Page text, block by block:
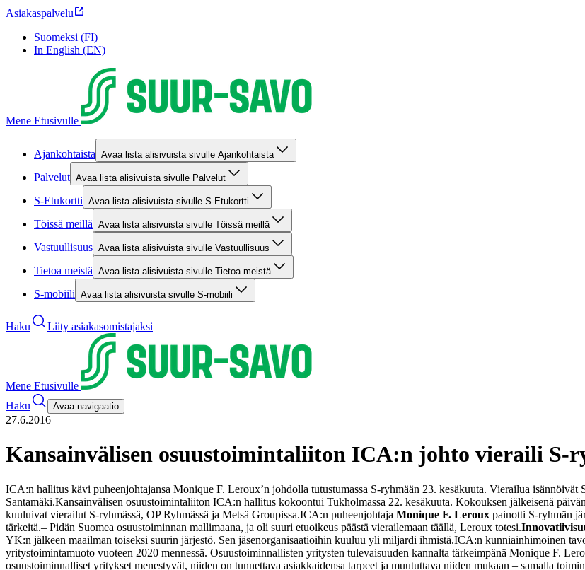
Asiakaspalvelu
Suomeksi (FI)
In English (EN)
Mene Etusivulle
Ajankohtaista Avaa lista alisivuista sivulle Ajankohtaista
Palvelut Avaa lista alisivuista sivulle Palvelut
S-Etukortti Avaa lista alisivuista sivulle S-Etukortti
Töissä meillä Avaa lista alisivuista sivulle Töissä meillä
Vastuullisuus Avaa lista alisivuista sivulle Vastuullisuus
Tietoa meistä Avaa lista alisivuista sivulle Tietoa meistä
S-mobiili Avaa lista alisivuista sivulle S-mobiili
Haku Liity asiakasomistajaksi
Mene Etusivulle
Haku
Avaa navigaatio
27.6.2016
Kansainvälisen osuustoimintaliiton ICA:n johto vieraili S-
ICA:n hallitus kävi puheenjohtajansa Monique F. Leroux’n johdolla tutustumassa S-ryhmään 23. kesäkuuta. Vierailua
Santamäki.Kansainvälisen osuustoimintaliiton ICA:n hallitus kokoontui Tukholmassa 22. kesäkuuta. Kokouksen jälkeisenä
kuuluivat vierailut S-ryhmässä, OP Ryhmässä ja Metsä Groupissa.ICA:n puheenjohtaja Monique F. Leroux painotti S-ryhmän
tärkeitä.– Pidän Suomea osuustoiminnan mallimaana, ja oli suuri etuoikeus päästä vierailemaan täällä, Leroux totesi.
YK:n jälkeen maailman toiseksi suurin järjestö. Sen jäsenorganisaatioihin kuuluu yli miljardi ihmistä.ICA:n kunniainhimoinen
yritystoimintamuoto vuoteen 2020 mennessä. Osuustoiminnallisten yritysten tulevaisuuden kannalta tärkeimpänä Monique F.
osuustoiminnalliset yritykset menestyvät, niiden on tunnettava asiakkaidensa tarpeet ja muututtava niiden mukaan – samalla